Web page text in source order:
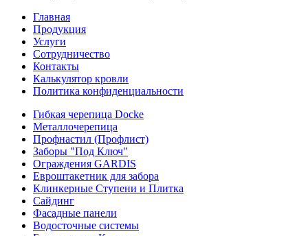
Главная
Продукция
Услуги
Сотрудничество
Контакты
Калькулятор кровли
Политика конфиденциальности
Гибкая черепица Docke
Металлочерепица
Профнастил (Профлист)
Заборы "Под Ключ"
Ограждения GARDIS
Евроштакетник для забора
Клинкерные Ступени и Плитка
Сайдинг
Фасадные панели
Водосточные системы